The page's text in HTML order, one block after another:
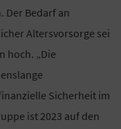
Der Bedarf an
Altersvorsorge sei
hoch. „Die
Sicherheit im
ist 2023 auf den